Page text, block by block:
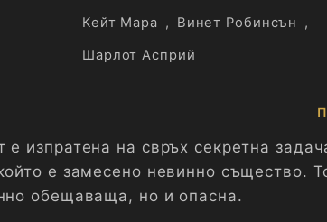
Кейт Мара , Винет Робинсън
,
Шарлот Асприй
изпратена на свръх секретна
е замесено невинно същество.
обещаваща, но и опасна.